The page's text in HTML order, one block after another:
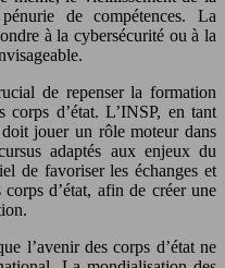
de compétences. La
à la cybersécurité ou à la
de repenser la formation
corps d’état. L’INSP, en tant
jouer un rôle moteur dans
adaptés aux enjeux du
de favoriser les échanges et
d’état, afin de créer une
l’avenir des corps d’état ne